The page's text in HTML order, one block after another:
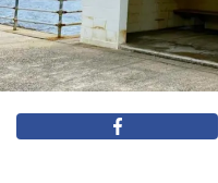
简体中文
USD